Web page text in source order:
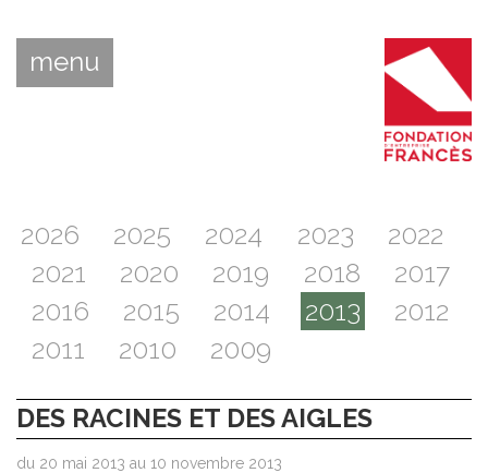
menu
2026 2025 2024 2023
2022
2021
2020 2019 2018
2017
2016
2015 2014 2013
2012
2011
2010 2009
DES RACINES ET DES AIGLES
du 20 mai 2013 au 10 novembre 2013